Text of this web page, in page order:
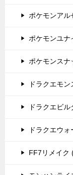
ポケモンアル
ポケモンユナ
ポケモンスナ
ドラクエモ
ドラクエビ
ドラクエウ
FF7リメイク